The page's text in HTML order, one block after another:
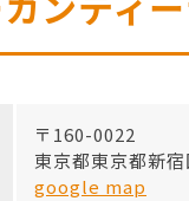
〒160-0022
東京都東京都新
google map